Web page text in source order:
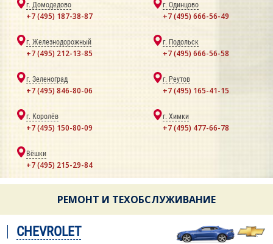
г. Домодедово
+7 (495) 187-38-87
г. Одинцово
+7 (495) 666-56-49
г. Железнодорожный
+7 (495) 212-13-85
г. Подольск
+7 (495) 666-56-58
г. Зеленоград
+7 (495) 846-80-06
г. Реутов
+7 (495) 165-41-15
г. Королёв
+7 (495) 150-80-09
г. Химки
+7 (495) 477-66-78
Вёшки
+7 (495) 215-29-84
РЕМОНТ И ТЕХОБСЛУЖИВАНИЕ
CHEVROLET